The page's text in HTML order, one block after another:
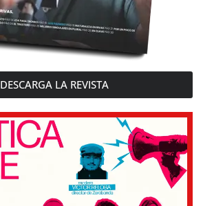
DESCARGA LA REVISTA